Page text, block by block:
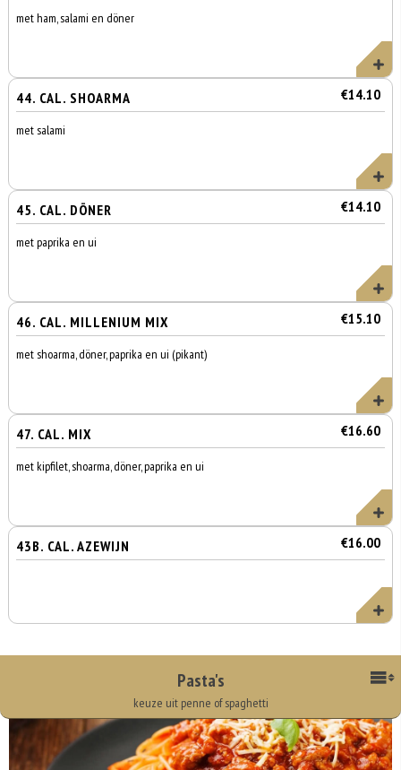
met ham, salami en döner
44. CAL. SHOARMA €14.10
met salami
45. CAL. DÖNER €14.10
met paprika en ui
46. CAL. MILLENIUM MIX €15.10
met shoarma, döner, paprika en ui (pikant)
47. CAL. MIX €16.60
met kipfilet, shoarma, döner, paprika en ui
43B. CAL. AZEWIJN €16.00
Pasta's
keuze uit penne of spaghetti